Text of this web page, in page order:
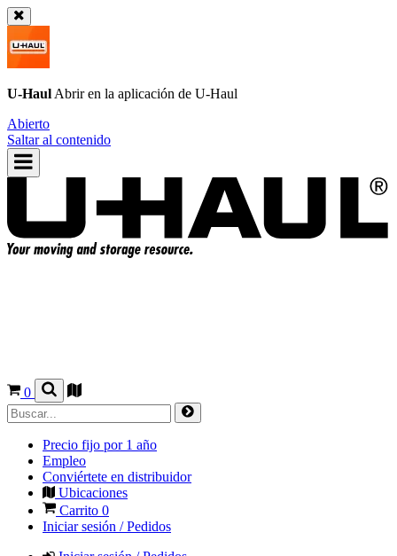
U-Haul Abrir en la aplicación de U-Haul
Abierto
Saltar al contenido
0
Precio fijo por 1 año
Empleo
Conviértete en distribuidor
Ubicaciones
Carrito 0
Iniciar sesión / Pedidos